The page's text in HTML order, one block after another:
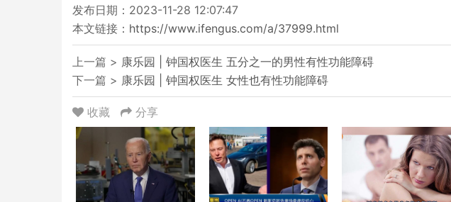
发布日期：2023-11-28 12:07:47
本文链接： https://www.ifengus.com/a/37999.html
上一篇 > 康乐园 | 钟国权医生 五分之一的男性有性功能障碍
下一篇 > 康乐园 | 钟国权医生 女性也有性功能障碍
收藏 分享